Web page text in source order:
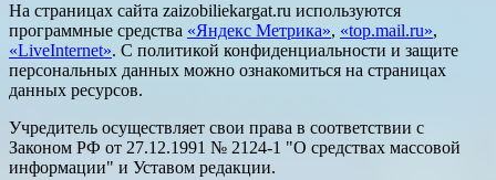
На страницах сайта zaizobiliekargat.ru используются
программные средства «Яндекс Метрика», «top.mail.ru»,
«LiveInternet». С политикой конфиденциальности и защите
персональных данных можно ознакомиться на страницах
данных ресурсов.
Учредитель осуществляет свои права в соответствии с
Законом РФ от 27.12.1991 № 2124-1 "О средствах массовой
информации" и Уставом редакции.